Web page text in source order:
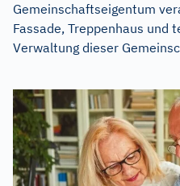
Gemeinschaftseigentum
Fassade, Treppenhaus und
Verwaltung dieser